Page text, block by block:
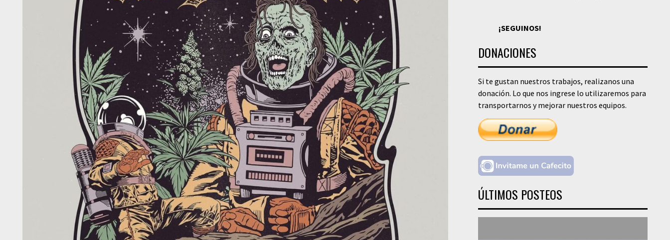
¡SEGUINOS!
DONACIONES
Si te gustan nuestros trabajos, realizanos una
donación. Lo que nos ingrese lo utilizaremos para
transportarnos y mejorar nuestros equipos.
ÚLTIMOS POSTEOS